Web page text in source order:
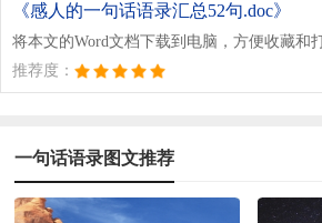
《感人的一句话语录汇总52句.doc》
将本文的Word文档下载到电脑，方便收藏和
推荐度：
一句话语录图文推荐